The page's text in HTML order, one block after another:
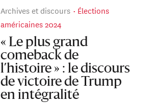
Archives et discours
Élections
américaines 2024
« Le plus grand
comeback de
l’histoire » : le discours
de victoire de Trump
en intégralité